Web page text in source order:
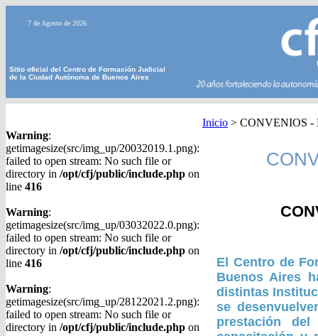
7 de Agosto de 2026
Sitio oficial del Centro de Formación Judicial
de la Ciudad Autónoma de Buenos Aires
Warning:
getimagesize(src/img_up/20032019.1.png):
failed to open stream: No such file or
directory in /opt/cfj/public/include.php on
line 416
Warning:
getimagesize(src/img_up/03032022.0.png):
failed to open stream: No such file or
directory in /opt/cfj/public/include.php on
line 416
Warning:
getimagesize(src/img_up/28122021.2.png):
failed to open stream: No such file or
directory in /opt/cfj/public/include.php on
Inicio > CONVENIOS -
El Centro de
Buenos Aires
distintas
se
prestación